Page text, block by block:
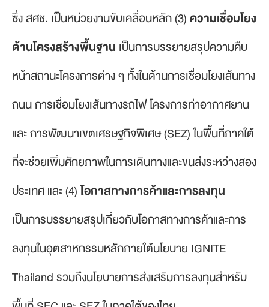
ซึ่ง สศช. เป็นหน่วยงานขับเคลื่อนหลัก (3) ความเชื่อมโยง
ด้านโครงสร้างพื้นฐาน เป็นการบรรยายสรุปความคืบ
หน้าสถานะโครงการต่าง ๆ ทั้งในด้านการเชื่อมโยงเส้นทาง
ถนน การเชื่อมโยงเส้นทางรถไฟ โครงการท่าอากาศยาน
และ การพัฒนาเขตเศรษฐกิจพิเศษ (SEZ) ในพื้นที่ภาคใต้
ที่จะช่วยเพิ่มศักยภาพในการเดินทางและขนส่งระหว่างสอง
ประเทศ และ (4)โอกาสทางการค้าและการลงทุน
เป็นการบรรยายสรุปเกี่ยวกับโอกาสทางการค้าและการ
ลงทุนในอุตสาหกรรมหลักภายใต้นโยบาย IGNITE
Thailand รวมถึงนโยบายการส่งเสริมการลงทุนสำหรับ